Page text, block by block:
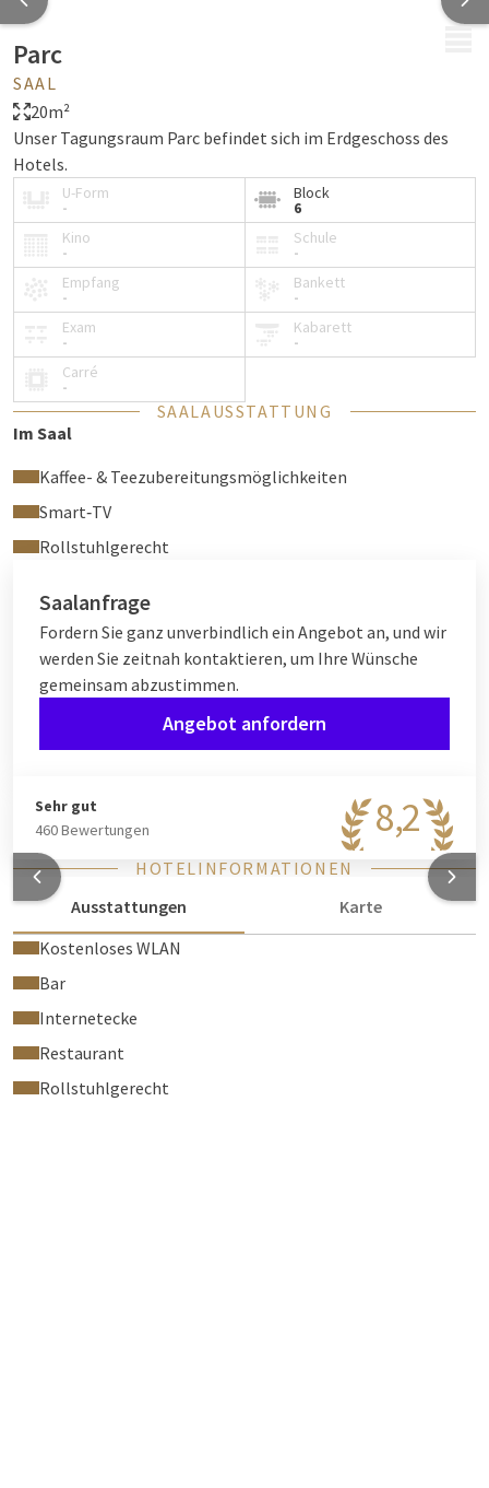
Parc
SAAL
20m²
Unser Tagungsraum Parc befindet sich im Erdgeschoss des
Hotels.
U-Form
-
Block
6
Kino
-
Schule
-
Empfang
-
Bankett
-
Exam
-
Kabarett
-
Carré
-
SAALAUSSTATTUNG
Im Saal
Kaffee- & Teezubereitungsmöglichkeiten
Smart‑TV
Rollstuhlgerecht
Saalanfrage
Fordern Sie ganz unverbindlich ein Angebot an, und wir
werden Sie zeitnah kontaktieren, um Ihre Wünsche
gemeinsam abzustimmen.
Angebot anfordern
8,2
Sehr gut
460 Bewertungen
HOTELINFORMATIONEN
Ausstattungen
Karte
Kostenloses WLAN
Bar
Internetecke
Restaurant
Rollstuhlgerecht